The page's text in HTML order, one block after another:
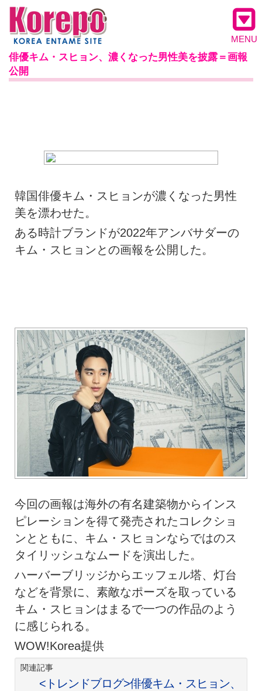
MENU
俳優キム・スヒョン、濃くなった男性美を披露＝画報
公開
韓国俳優キム・スヒョンが濃くなった男性
美を漂わせた。
ある時計ブランドが2022年アンバサダーの
キム・スヒョンとの画報を公開した。
今回の画報は海外の有名建築物からインス
ピレーションを得て発売されたコレクショ
ンとともに、キム・スヒョンならではのス
タイリッシュなムードを演出した。
ハーバーブリッジからエッフェル塔、灯台
などを背景に、素敵なポーズを取っている
キム・スヒョンはまるで一つの作品のよう
に感じられる。
WOW!Korea提供
関連記事
<トレンドブログ>俳優キム・スヒョン、